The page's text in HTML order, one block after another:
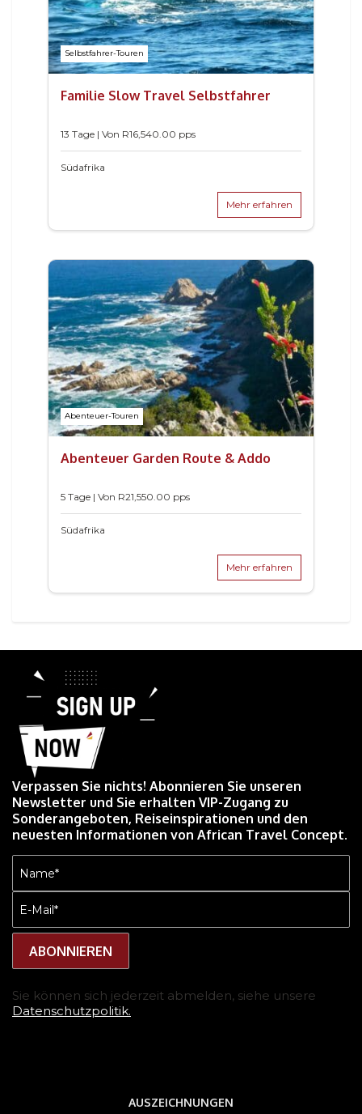
Selbstfahrer-Touren
Familie Slow Travel Selbstfahrer
13 Tage | Von R16,540.00 pps
Südafrika
Mehr erfahren
Abenteuer-Touren
Abenteuer Garden Route & Addo
5 Tage | Von R21,550.00 pps
Südafrika
Mehr erfahren
Verpassen Sie nichts! Abonnieren Sie unseren
Newsletter und Sie erhalten VIP-Zugang zu
Sonderangeboten, Reiseinspirationen und den
neuesten Informationen von African Travel Concept.
Name
(erforderlich)
E-
Mail
(erforderlich)
Sie können sich jederzeit abmelden, siehe unsere
Datenschutzpolitik.
AUSZEICHNUNGEN